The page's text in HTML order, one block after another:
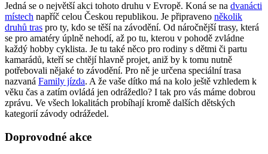
Jedná se o největší akci tohoto druhu v Evropě. Koná se na dvanácti
místech napříč celou Českou republikou. Je připraveno několik
druhů tras pro ty, kdo se těší na závodění. Od náročnější trasy, která
se pro amatéry úplně nehodí, až po tu, kterou v pohodě zvládne
každý hobby cyklista. Je tu také něco pro rodiny s dětmi či partu
kamarádů, kteří se chtějí hlavně projet, aniž by k tomu nutně
potřebovali nějaké to závodění. Pro ně je určena speciální trasa
nazvaná Family jízda. A že vaše dítko má na kolo ještě vzhledem k
věku čas a zatím ovládá jen odrážedlo? I tak pro vás máme dobrou
zprávu. Ve všech lokalitách probíhají kromě dalších dětských
kategorií závody odrážedel.
Doprovodné akce